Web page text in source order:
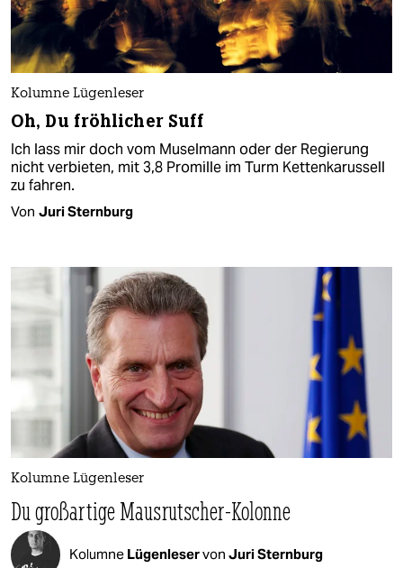
Kolumne Lügenleser
Oh, Du fröhlicher Suff
Ich lass mir doch vom Muselmann oder der Regierung
nicht verbieten, mit 3,8 Promille im Turm Kettenkarussell
zu fahren.
Von Juri Sternburg
Kolumne Lügenleser
Du großartige Mausrutscher-Kolonne
Kolumne Lügenleservon Juri Sternburg